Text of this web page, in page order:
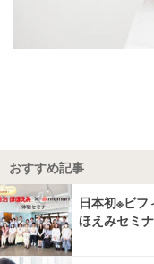
おすすめ記事
日本初※ビ
ほえみセミ